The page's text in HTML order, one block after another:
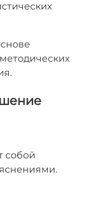
собой